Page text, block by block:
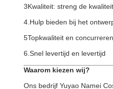
3Kwaliteit: streng de
4.Hulp bieden bij het
5Topkwaliteit en
6.Snel levertijd en levertijd
Waarom kiezen wij?
Ons bedrijf Yuyao Namei